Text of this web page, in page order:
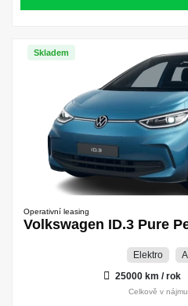
Skladem
Operativní leasing
Volkswagen ID.3 Pure
Elektro
25000 km / rok
Celkově v